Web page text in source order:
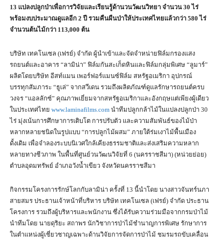
13 แปลงปลูกป่าเพื่อการวิจัยและเรียนรู้ด้านวนวัฒนวิทยา จำนวน 30 ไร่
พร้อมงบประมาณดูแลอีก 2 ปี รวมคืนผืนป่าให้ประเทศไทยแล้วกว่า 580 ไร่
จำนวนต้นไม้กว่า 113,000 ต้น
บริษัท เทคโนเซล (เฟรย์) จำกัด ผู้นำเข้าและจัดจำหน่ายฟิล์มกรองแสง
รถยนต์และอาคาร “ลามิน่า” ฟิล์มกันสะเก็ดหินและฟิล์มกลุ่มพิเศษ “ลูมาร์”
ผลิตโดยบริษัท อีสท์แมน เพอร์ฟอร์แมนซ์ฟิล์ม สหรัฐอเมริกา อุปกรณ์
บรรทุกสัมภาระ “ธูเล่” จากสวีเดน รวมถึงผลิตภัณฑ์ดูแลรักษารถยนต์ครบ
วงจร “แอลลักซ์” คุณภาพเยี่ยมจากสหรัฐอเมริกาและอังกฤษแต่เพียงผู้เดียว
ในประเทศไทย www.laminafilms.com นำทีมปลูกกล้าไม้ในแปลงปลูกป่า 30
ไร่ มุ่งเน้นการศึกษาการเติบโต การปรับตัว และความสัมพันธ์ของไม้ป่า
หลากหลายชนิดในรูปแบบ “การปลูกไม้ผสม” ภายใต้ร่มเงาไม้พื้นเมือง
ดั้งเดิม เพื่อจำลองระบบนิเวศใกล้เคียงธรรมชาติและส่งเสริมความหลาก
หลายทางชีวภาพ ในพื้นที่ศูนย์วนวัฒนวิจัยที่ 6 (นครราชสีมา) (หน่วยย่อย)
ตำบลอุดมทรัพย์ อำเภอวังน้ำเขียว จังหวัดนครราชสีมา
กิจกรรมโครงการรักษ์โลกกับลามิน่า ครั้งที่ 13 นี้นำโดย นางสาวจันทร์นภา
สายสมร ประธานเจ้าหน้าที่บริหาร บริษัท เทคโนเซล (เฟรย์) จำกัด ประธาน
โครงการ รวมถึงผู้บริหารและพนักงาน ซึ่งได้รับความร่วมมือจากกรมป่าไม้
นำทีมโดย นายดุริยะ สถาพร นักวิชาการป่าไม้ชำนาญการพิเศษ รักษาการ
ในตำแหน่งผู้เชี่ยวชาญเฉพาะด้านวิจัยการจัดการป่าไม้ ชมรมรถขับเคลื่อน